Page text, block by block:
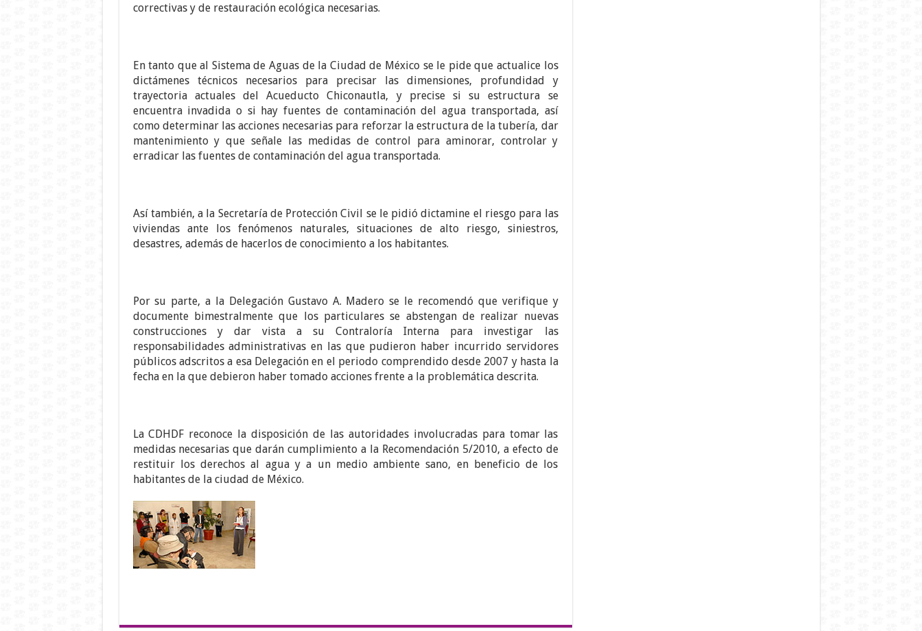
correctivas y de restauración ecológica necesarias.
En tanto que al Sistema de Aguas de la Ciudad de México se le pide que actualice los
dictámenes técnicos necesarios para precisar las dimensiones, profundidad y
trayectoria actuales del Acueducto Chiconautla, y precise si su estructura se
encuentra invadida o si hay fuentes de contaminación del agua transportada, así
como determinar las acciones necesarias para reforzar la estructura de la tubería, dar
mantenimiento y que señale las medidas de control para aminorar, controlar y
erradicar las fuentes de contaminación del agua transportada.
Así también, a la Secretaría de Protección Civil se le pidió dictamine el riesgo para las
viviendas ante los fenómenos naturales, situaciones de alto riesgo, siniestros,
desastres, además de hacerlos de conocimiento a los habitantes.
Por su parte, a la Delegación Gustavo A. Madero se le recomendó que verifique y
documente bimestralmente que los particulares se abstengan de realizar nuevas
construcciones y dar vista a su Contraloría Interna para investigar las
responsabilidades administrativas en las que pudieron haber incurrido servidores
públicos adscritos a esa Delegación en el periodo comprendido desde 2007 y hasta la
fecha en la que debieron haber tomado acciones frente a la problemática descrita.
La CDHDF reconoce la disposición de las autoridades involucradas para tomar las
medidas necesarias que darán cumplimiento a la Recomendación 5/2010, a efecto de
restituir los derechos al agua y a un medio ambiente sano, en beneficio de los
habitantes de la ciudad de México.